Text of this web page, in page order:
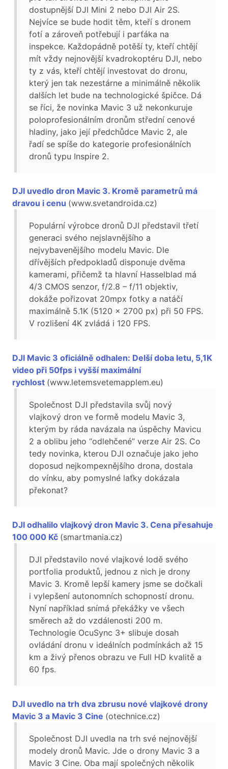
dostupnější DJI Mini 2 nebo DJI Air 2S.
Nejvíce se bude hodit těm, kteří s dronem
fotí a zároveň potřebují i parťáka na
inspekce. Každopádně potěší ty, kteří chtějí
mít vždy nejnovější kvadrokoptéru DJI, nebo
ty z vás, kteří chtějí investovat do dronu,
který jen tak nezestárne a minimálně několik
dalších let bude na technologické špičce. Dá
se říci, že novinka Mavic 3 už nekonkuruje
poloprofesionálním dronům střední cenové
hladiny, jako její předchůdce Mavic 2, ale
řadí se spíše do kategorie profesionálních
dronů typu Inspire 2.
DJI uvedlo dron Mavic 3. Kromě parametrů má
dravou i cenu (www.svetandroida.cz)
Populární výrobce dronů DJI představil třetí
generaci svého nejslavnějšího a
nejvybavenějšího modelu Mavic. Dle
dřívějších předpokladů disponuje dvěma
kamerami, přičemž ta hlavní Hasselblad má
4/3 CMOS senzor, f/2.8 – f/11 objektiv,
dokáže pořizovat 20mpx fotky a natáčí
maximálně 5.1K (5120 x 2700 px) při 50 FPS.
V rozlišení 4K zvládá i 120 FPS.
DJI Mavic 3 oficiálně odhalen: Delší doba letu, 5,1K
video při 50fps i vyšší maximální
rychlost (www.letemsvetemapplem.eu)
Společnost DJI představila svůj nový
vlajkový dron ve formě modelu Mavic 3,
kterým by ráda navázala na úspěchy Mavicu
2 a oblibu jeho “odlehčené” verze Air 2S. Co
tedy novinka, kterou DJI označuje jako jeho
doposud nejkompexnějšího drona, dostala
do vínku, aby pomyslné laťky dokázala
překonat?
DJI odhalilo vlajkový dron Mavic 3. Cena přesahuje
100 000 Kč (smartmania.cz)
DJI představilo nové vlajkové lodě svého
portfolia produktů, jednou z nich je drony
Mavic 3. Kromě lepší kamery jsme se dočkali
i vylepšení autonomních schopností dronu.
Nyní například snímá překážky ve všech
směrech až do vzdálenosti 200 m.
Technologie OcuSync 3+ slibuje dosah
ovládání dronu v ideálních podmínkách až 15
km a živý přenos obrazu ve Full HD kvalitě a
60 fps.
DJI uvedlo na trh dva zbrusu nové vlajkové drony
Mavic 3 a Mavic 3 Cine (otechnice.cz)
Společnost DJI uvedla na trh své nejnovější
modely dronů Mavic. Jde o drony Mavic 3 a
Mavic 3 Cine. Oba mají společných několik